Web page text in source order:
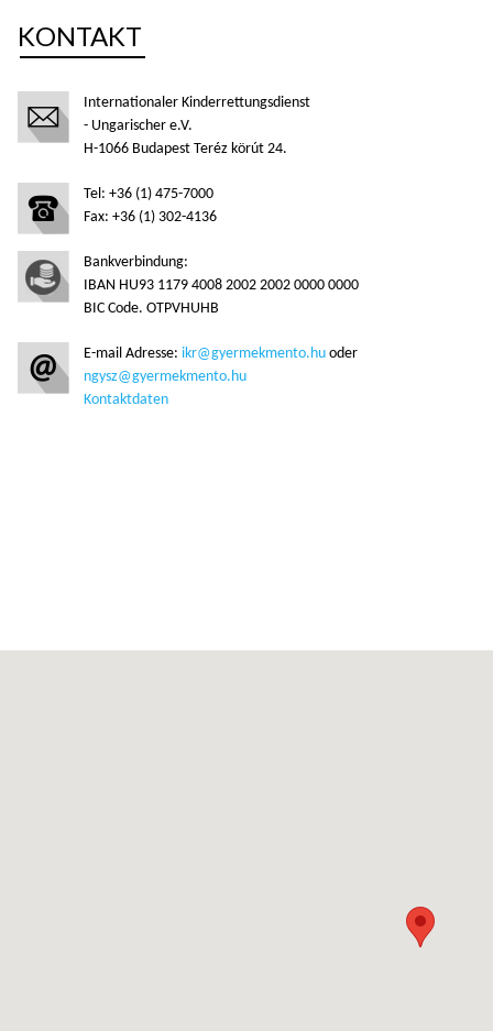
KONTAKT
Internationaler Kinderrettungsdienst
- Ungarischer e.V.
H-1066 Budapest Teréz körút 24.
Tel: +36 (1) 475-7000
Fax: +36 (1) 302-4136
Bankverbindung:
IBAN HU93 1179 4008 2002 2002 0000 0000
BIC Code. OTPVHUHB
E-mail Adresse: ikr@gyermekmento.hu oder
ngysz@gyermekmento.hu
Kontaktdaten